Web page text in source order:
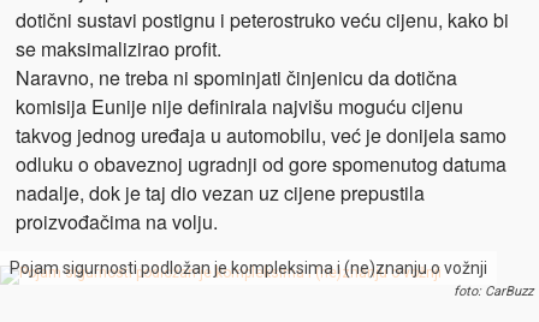
dotični sustavi postignu i peterostruko veću cijenu, kako bi
se maksimalizirao profit.
Naravno, ne treba ni spominjati činjenicu da dotična
komisija Eunije nije definirala najvišu moguću cijenu
takvog jednog uređaja u automobilu, već je donijela samo
odluku o obaveznoj ugradnji od gore spomenutog datuma
nadalje, dok je taj dio vezan uz cijene prepustila
proizvođačima na volju.
Pojam sigurnosti podložan je kompleksima i (ne)znanju o vožnji
foto: CarBuzz